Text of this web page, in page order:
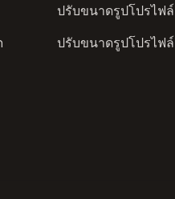
ปรับขนาดรูปโปรไฟ
ปรับขนาดรูปโปรไฟ